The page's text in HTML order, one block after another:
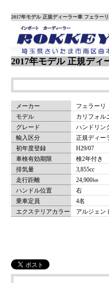
2017年モデル 正規ディーラー車 フェラー
2017年モデル 正規デ
メーカー
モデル
グレード
輸入区分
初年度登録
車検有効期限
排気量
走行距離
ハンドル位置
乗車定員
エクステリアカラー
フェラーリ
カリフォル
ハンドリン
正規ディー
H29/07
検2年付き
3,855cc
24,900㎞
右
4名
アルジェン